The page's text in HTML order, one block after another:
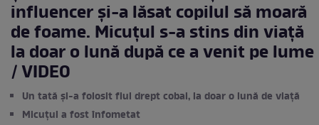
influencer și-a lăsat copilul să moară
de foame. Micuțul s-a stins din viață
la doar o lună după ce a venit pe lume
/ VIDEO
Un tată și-a folosit fiul drept cobai, la doar o lună de viață
Micuțul a fost înfometat